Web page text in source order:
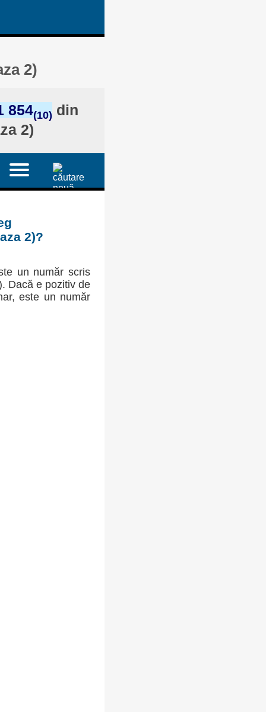
2)
854(10) din
2)
2)?
un număr scris
Dacă e pozitiv de
este un număr